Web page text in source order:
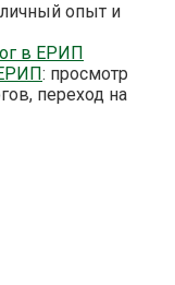
опыт и
в ЕРИП
: просмотр
переход на